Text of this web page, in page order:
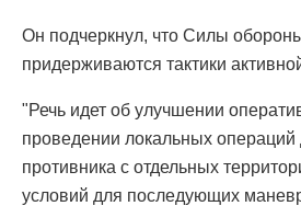
Он подчеркнул, что Силы
придерживаются тактики
"Речь идет об улучшении
проведении локальных
противника с отдельных
условий для последующих